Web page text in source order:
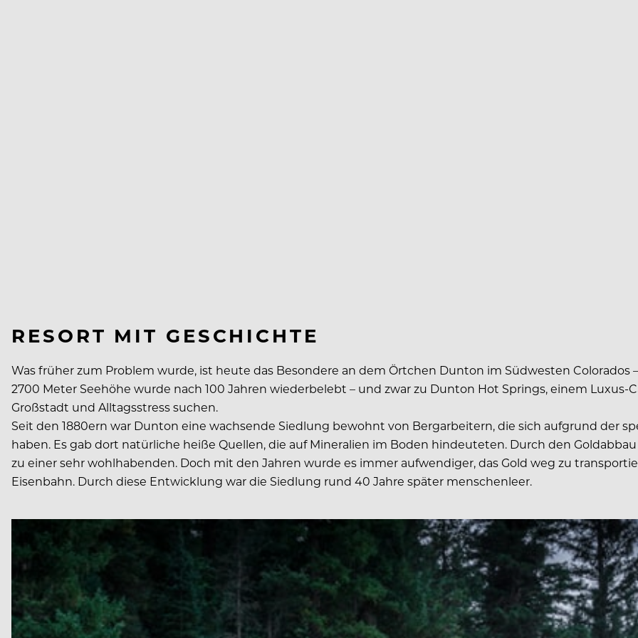
RESORT MIT GESCHICHTE
Was früher zum Problem wurde, ist heute das Besondere an dem Örtchen Dunton im Südwesten Colorados
2700 Meter Seehöhe wurde nach 100 Jahren wiederbelebt – und zwar zu Dunton Hot Springs, einem
Großstadt und Alltagsstress suchen.
Seit den 1880ern war Dunton eine wachsende Siedlung bewohnt von Bergarbeitern, die sich aufgrund der
haben. Es gab dort natürliche heiße Quellen, die auf Mineralien im Boden hindeuteten. Durch den
zu einer sehr wohlhabenden. Doch mit den Jahren wurde es immer aufwendiger, das Gold weg zu
Eisenbahn. Durch diese Entwicklung war die Siedlung rund 40 Jahre später menschenleer.